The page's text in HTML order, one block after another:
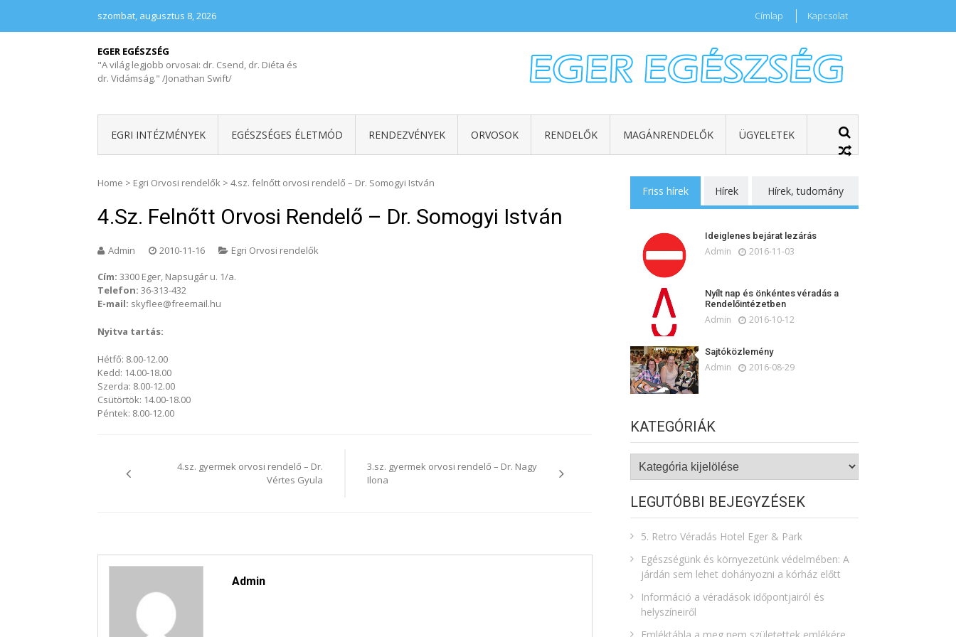
szombat, augusztus 8, 2026 Címlap Kapcsolat
EGER EGÉSZSÉG
"A világ legjobb orvosai: dr. Csend, dr. Diéta és
dr. Vidámság." /Jonathan Swift/
EGRI INTÉZMÉNYEK EGÉSZSÉGES ÉLETMÓD RENDEZVÉNYEK ORVOSOK RENDELŐK MAGÁNRENDELŐK ÜGYELETEK
Home > Egri Orvosi rendelők > 4.sz. felnőtt orvosi rendelő – Dr. Somogyi István
4.sz. Felnőtt Orvosi Rendelő – Dr. Somogyi István
Admin 2010-11-16 Egri Orvosi rendelők
Cím: 3300 Eger, Napsugár u. 1/a.
Telefon: 36-313-432
E-mail: skyflee@freemail.hu
Nyitva tartás:
Hétfő: 8.00-12.00
Kedd: 14.00-18.00
Szerda: 8.00-12.00
Csütörtök: 14.00-18.00
Péntek: 8.00-12.00
4.sz. gyermek orvosi rendelő – Dr.
Vértes Gyula
3.sz. gyermek orvosi rendelő – Dr. Nagy
Ilona
Admin
Friss hírek Hírek Hírek, tudomány
Ideiglenes bejárat lezárás
Admin 2016-11-03
Nyílt nap és önkéntes véradás a
Rendelőintézetben
Admin 2016-10-12
Sajtóközlemény
Admin 2016-08-29
KATEGÓRIÁK
Kategóriák
LEGUTÓBBI BEJEGYZÉSEK
5. Retro Véradás Hotel Eger & Park
Egészségünk és környezetünk védelmében: A
járdán sem lehet dohányozni a kórház előtt
Információ a véradások időpontjairól és
helyszíneiről